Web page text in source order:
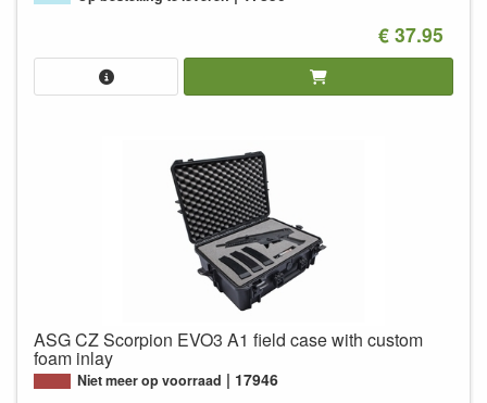
€ 37.95
ASG CZ Scorpion EVO3 A1 field case with custom
foam inlay
Niet meer op voorraad 17946